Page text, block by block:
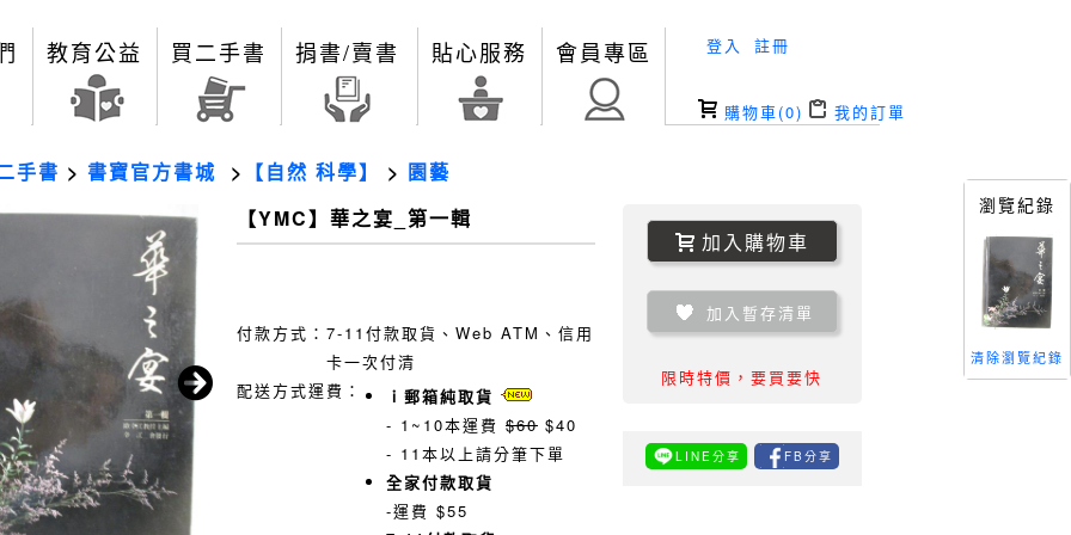
教育公益 買二手書 捐書/賣書 貼心服務 會員專區 登入 註冊
購物車(0) 我的訂單
手書 > 書寶官方書城 > 【自然 科學】 > 園藝
【YMC】華之宴_第一輯
付款方式： 7-11付款取貨、Web ATM、信用
卡一次付清
配送方式運費：
ｉ郵箱純取貨
- 1~10本運費 $60 $40
- 11本以上請分筆下單
全家付款取貨
-運費 $55
加入購物車
加入暫存清單
限時特價，要買要快
LINE分享 FB分享
瀏覽紀錄
清除瀏覽紀錄